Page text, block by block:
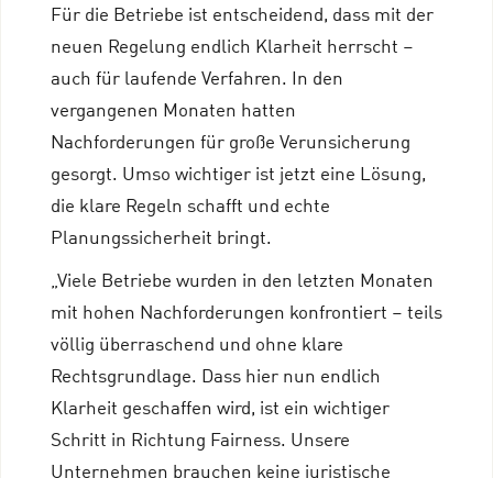
Für die Betriebe ist entscheidend, dass mit der
neuen Regelung endlich Klarheit herrscht –
auch für laufende Verfahren. In den
vergangenen Monaten hatten
Nachforderungen für große Verunsicherung
gesorgt. Umso wichtiger ist jetzt eine Lösung,
die klare Regeln schafft und echte
Planungssicherheit bringt.
„Viele Betriebe wurden in den letzten Monaten
mit hohen Nachforderungen konfrontiert – teils
völlig überraschend und ohne klare
Rechtsgrundlage. Dass hier nun endlich
Klarheit geschaffen wird, ist ein wichtiger
Schritt in Richtung Fairness. Unsere
Unternehmen brauchen keine juristische